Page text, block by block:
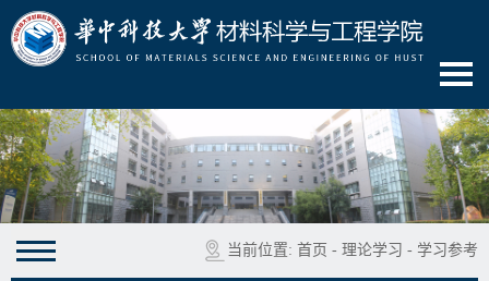
当前位置: 首页 - 理论学习 - 学习参考